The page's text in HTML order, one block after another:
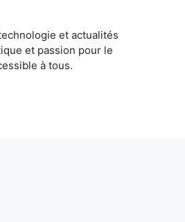
et actualités
et passion pour le
à tous.